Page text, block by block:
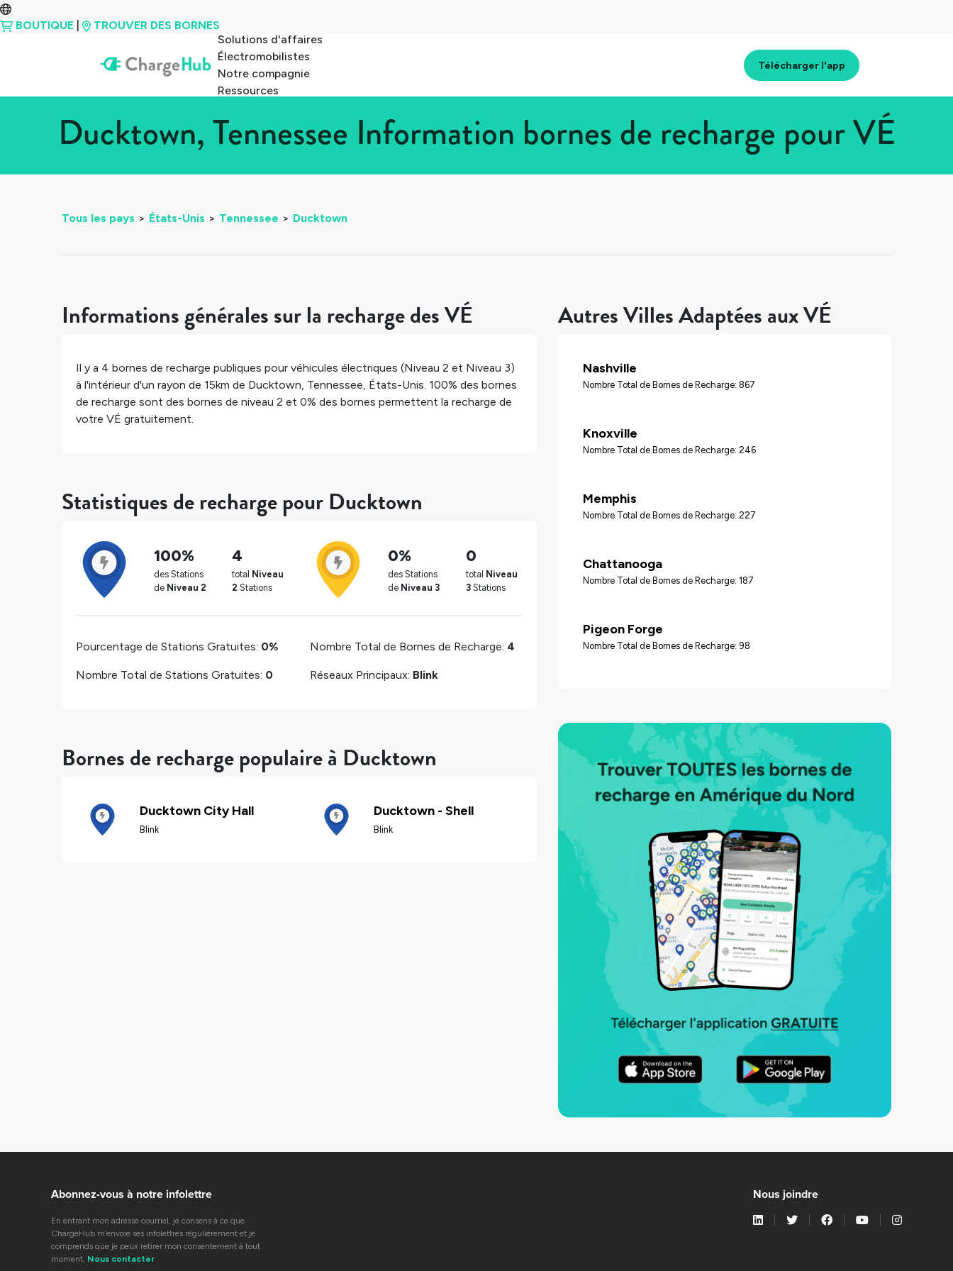
BOUTIQUE
TROUVER DES BORNES
Solutions d'affaires
Électromobilistes
Notre compagnie
Ressources
Télécharger l'app
Ducktown, Tennessee Information bornes de recharge pour VÉ
Tous les pays > États-Unis > Tennessee > Ducktown
Informations générales sur la recharge des VÉ
Il y a 4 bornes de recharge publiques pour véhicules électriques (Niveau 2 et Niveau 3)
à l'intérieur d'un rayon de 15km de Ducktown, Tennessee, États-Unis. 100% des bornes
de recharge sont des bornes de niveau 2 et 0% des bornes permettent la recharge de
votre VÉ gratuitement.
Statistiques de recharge pour Ducktown
100%
des Stations
de Niveau 2
4
total Niveau
2 Stations
0%
des Stations
de Niveau 3
0
total Niveau
3 Stations
Pourcentage de Stations Gratuites: 0%
Nombre Total de Stations Gratuites: 0
Nombre Total de Bornes de Recharge: 4
Réseaux Principaux: Blink
Bornes de recharge populaire à Ducktown
Ducktown City Hall
Blink
Ducktown - Shell
Blink
Autres Villes Adaptées aux VÉ
Nashville
Nombre Total de Bornes de Recharge: 867
Knoxville
Nombre Total de Bornes de Recharge: 246
Memphis
Nombre Total de Bornes de Recharge: 227
Chattanooga
Nombre Total de Bornes de Recharge: 187
Pigeon Forge
Nombre Total de Bornes de Recharge: 98
Abonnez-vous à notre infolettre
En entrant mon adresse courriel, je consens à ce que
ChargeHub m’envoie ses infolettres régulièrement et je
comprends que je peux retirer mon consentement à tout
moment. Nous contacter
Nous joindre